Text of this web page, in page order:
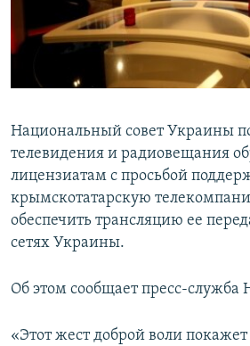
ПОБЕДИТЕЛЕЙ НЕ СУДЯТ?
КРЫМ.НЕПОКОРЕННЫЙ
ELIFBE
ПРИСОЕДИНЯЙТЕСЬ!
Все сайты RFE/RL
Национальный совет Украины
телевидения и радиовещания
лицензиатам с просьбой
крымскотатарскую
обеспечить трансляцию ее
сетях Украины.
Об этом сообщает пресс-служба
«Этот жест доброй воли